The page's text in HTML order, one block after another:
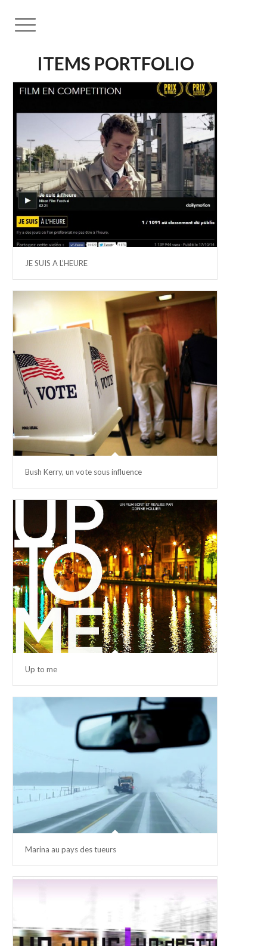
ITEMS PORTFOLIO
JE SUIS A L’HEURE
Bush Kerry, un vote sous influence
Up to me
Marina au pays des tueurs